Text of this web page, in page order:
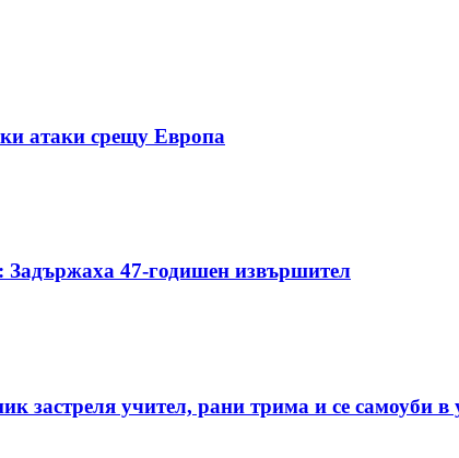
атаки срещу Европа
Задържаха 47-годишен извършител
застреля учител, рани трима и се самоуби